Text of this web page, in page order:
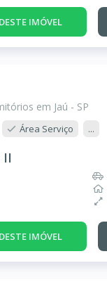
IMÓVEL
em Jaú - SP
Área Serviço ...
II
IMÓVEL